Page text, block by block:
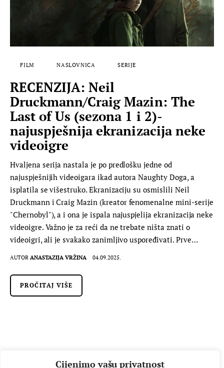
Cijenimo vašu privatnost
FILM NASLOVNICA SERIJE
RECENZIJA: Neil
Druckmann/Craig Mazin: The
Last of Us (sezona 1 i 2)-
najuspješnija ekranizacija neke
videoigre
Hvaljena serija nastala je po predlošku jedne od
najuspješnijih videoigara ikad autora Naughty Doga, a
isplatila se višestruko. Ekranizaciju su osmislili Neil
Druckmann i Craig Mazin (kreator fenomenalne mini-serije
"Chernobyl"), a i ona je ispala najuspjelija ekranizacija neke
videoigre. Važno je za reći da ne trebate ništa znati o
videoigri, ali je svakako zanimljivo uspoređivati. Prve…
AUTOR ANASTAZIJA VRŽINA 04.09.2025.
PROČITAJ VIŠE